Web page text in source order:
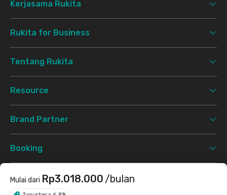
Mulai dari Rp3.018.000 /bulan
Kerjasama Rukita
Rukita for Business
Tentang Rukita
Resource
Brand Partner
Booking
Support